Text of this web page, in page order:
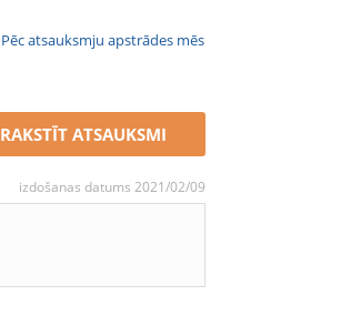
atsauksmju apstrādes mēs
ATSAUKSMI
izdošanas datums 2021/02/09